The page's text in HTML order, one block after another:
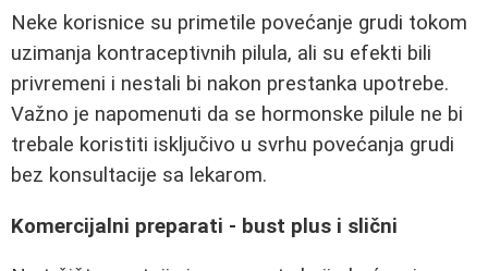
Neke korisnice su primetile povećanje grudi tokom
uzimanja kontraceptivnih pilula, ali su efekti bili
privremeni i nestali bi nakon prestanka upotrebe.
Važno je napomenuti da se hormonske pilule ne bi
trebale koristiti isključivo u svrhu povećanja grudi
bez konsultacije sa lekarom.
Komercijalni preparati - bust plus i slični